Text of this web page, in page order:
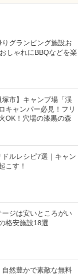
りグランピング施設お
しゃれにBBQなどを楽
塚市】キャンプ場「渓
キャンパー必見！フリ
OK！穴場の漆黒の森
ドルレシピ7選｜キャン
こす！
ージは安いところがい
格安施設18選
自然豊かで素敵な無料